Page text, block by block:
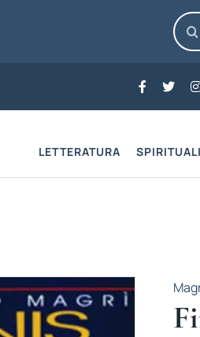
Cerca
per:
LETTERATURA